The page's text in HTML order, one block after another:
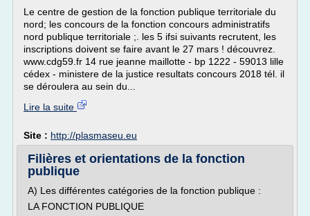
Le centre de gestion de la fonction publique territoriale du
nord; les concours de la fonction concours administratifs
nord publique territoriale ;. les 5 ifsi suivants recrutent, les
inscriptions doivent se faire avant le 27 mars ! découvrez.
www.cdg59.fr 14 rue jeanne maillotte - bp 1222 - 59013 lille
cédex - ministere de la justice resultats concours 2018 tél. il
se déroulera au sein du...
Lire la suite
Site : http://plasmaseu.eu
Filières et orientations de la fonction
publique
A) Les différentes catégories de la fonction publique :
LA FONCTION PUBLIQUE